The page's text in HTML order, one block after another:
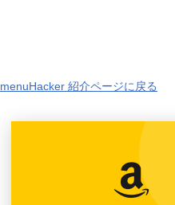
menuHacker 紹介ページに戻る